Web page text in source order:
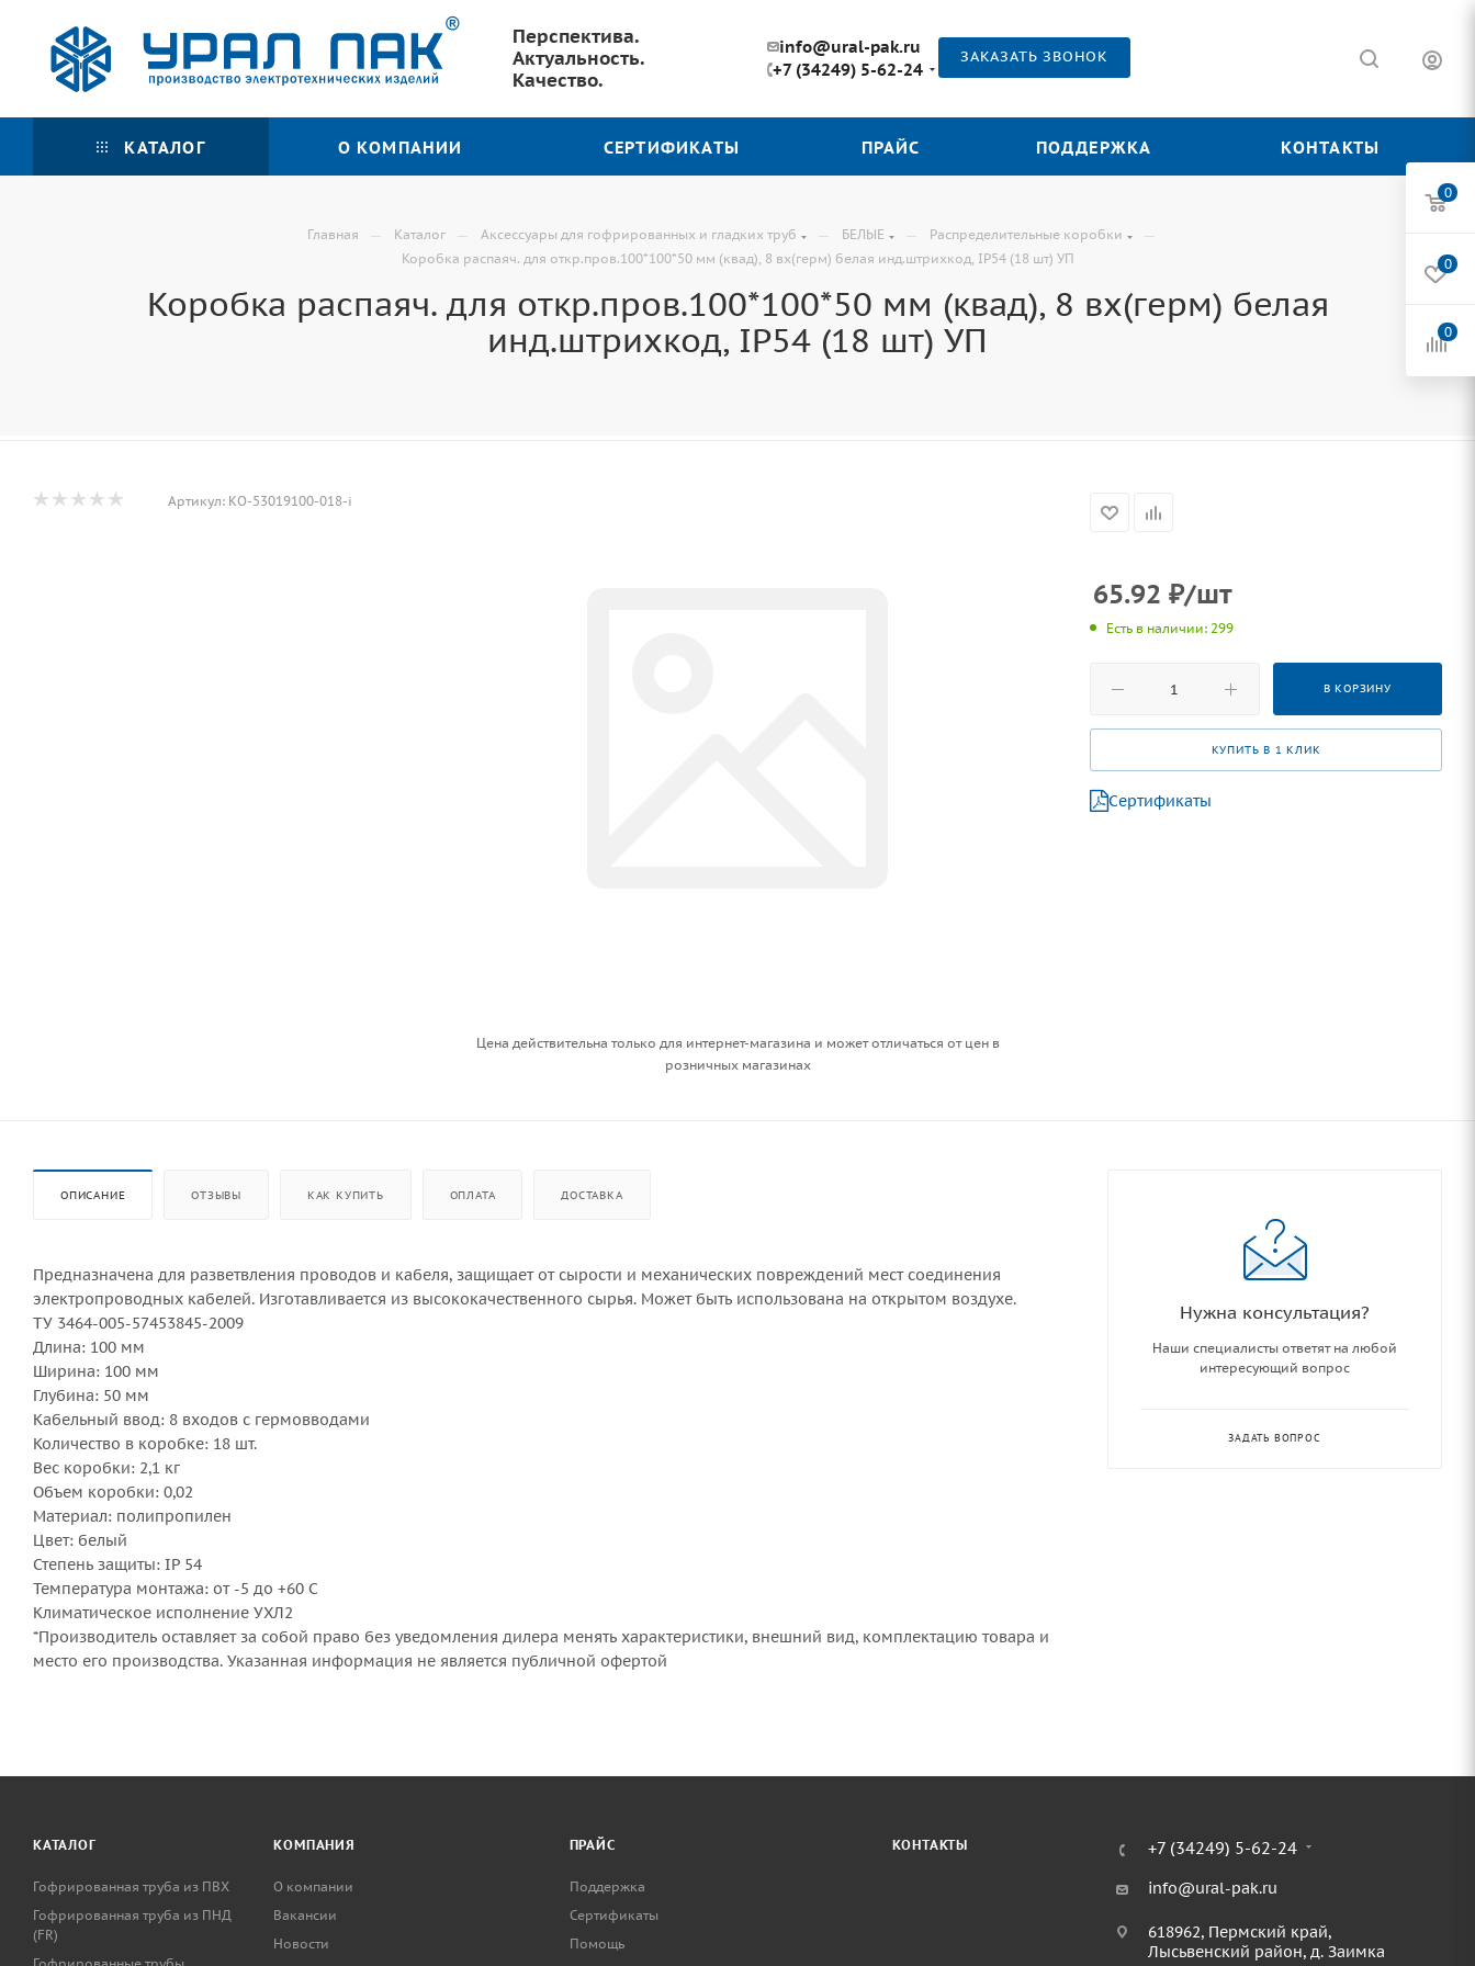
Перспектива.
Актуальность.
Качество.
info@ural-pak.ru
+7 (34249) 5-62-24
ЗАКАЗАТЬ ЗВОНОК
КАТАЛОГ О КОМПАНИИ СЕРТИФИКАТЫ ПРАЙС ПОДДЕРЖКА КОНТАКТЫ
Главная — Каталог — Аксессуары для гофрированных и гладких труб — БЕЛЫЕ — Распределительные коробки —
Коробка распаяч. для откр.пров.100*100*50 мм (квад), 8 вх(герм) белая инд.штрихкод, IP54 (18 шт) УП
Коробка распаяч. для откр.пров.100*100*50 мм (квад), 8 вх(герм) белая
инд.штрихкод, IP54 (18 шт) УП
Цена действительна только для интернет-магазина и может отличаться от цен в
розничных магазинах
Артикул: КО-53019100-018-i
65.92 ₽/шт
Есть в наличии: 299
В КОРЗИНУ
КУПИТЬ В 1 КЛИК
Сертификаты
ОПИСАНИЕ ОТЗЫВЫ КАК КУПИТЬ ОПЛАТА ДОСТАВКА
Предназначена для разветвления проводов и кабеля, защищает от сырости и механических повреждений мест соединения
электропроводных кабелей. Изготавливается из высококачественного сырья. Может быть использована на открытом воздухе.
ТУ 3464-005-57453845-2009
Длина: 100 мм
Ширина: 100 мм
Глубина: 50 мм
Кабельный ввод: 8 входов с гермовводами
Количество в коробке: 18 шт.
Вес коробки: 2,1 кг
Объем коробки: 0,02
Материал: полипропилен
Цвет: белый
Степень защиты: IP 54
Температура монтажа: от -5 до +60 С
Климатическое исполнение УХЛ2
*Производитель оставляет за собой право без уведомления дилера менять характеристики, внешний вид, комплектацию товара и
место его производства. Указанная информация не является публичной офертой
Нужна консультация?
Наши специалисты ответят на любой
интересующий вопрос
ЗАДАТЬ ВОПРОС
КАТАЛОГ
Гофрированная труба из ПВХ
Гофрированная труба из ПНД
(FR)
КОМПАНИЯ
О компании
Вакансии
Новости
ПРАЙС
Поддержка
Сертификаты
Помощь
КОНТАКТЫ +7 (34249) 5-62-24
info@ural-pak.ru
618962, Пермский край,
Лысьвенский район, д. Заимка
0
0
0